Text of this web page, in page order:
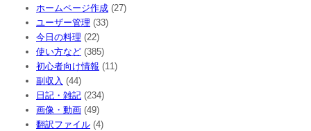
ホームページ作成 (27)
ユーザー管理 (33)
今日の料理 (22)
使い方など (385)
初心者向け情報 (11)
副収入 (44)
日記・雑記 (234)
画像・動画 (49)
翻訳ファイル (4)